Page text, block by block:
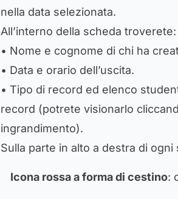
nella data selezionata.
All’interno della scheda troverete:
• Nome e cognome di chi ha
• Data e orario dell’uscita.
• Tipo di record ed elenco
record (potrete visionarlo
ingrandimento).
Sulla parte in alto a destra di
Icona rossa a forma di cestino: